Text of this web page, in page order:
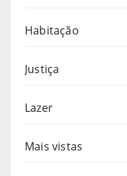
Habitação
Justiça
Lazer
Mais vistas